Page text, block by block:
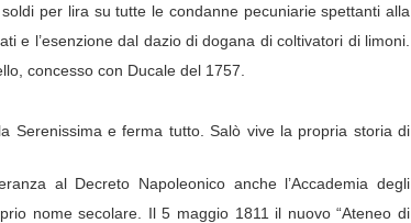
per lira su tutte le condanne pecuniarie spettanti alla
e l’esenzione dal dazio di dogana di coltivatori di limoni.
concesso con Ducale del 1757.
Serenissima e ferma tutto. Salò vive la propria storia di
al Decreto Napoleonico anche l’Accademia degli
nome secolare. Il 5 maggio 1811 il nuovo “Ateneo di